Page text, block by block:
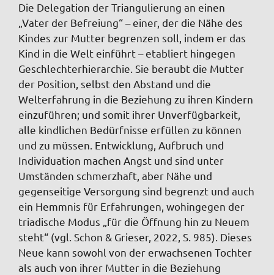
Die Delegation der Triangulierung an einen
„Vater der Befreiung“ – einer, der die Nähe des
Kindes zur Mutter begrenzen soll, indem er das
Kind in die Welt einführt – etabliert hingegen
Geschlechterhierarchie. Sie beraubt die Mutter
der Position, selbst den Abstand und die
Welterfahrung in die Beziehung zu ihren Kindern
einzuführen; und somit ihrer Unverfügbarkeit,
alle kindlichen Bedürfnisse erfüllen zu können
und zu müssen. Entwicklung, Aufbruch und
Individuation machen Angst und sind unter
Umständen schmerzhaft, aber Nähe und
gegenseitige Versorgung sind begrenzt und auch
ein Hemmnis für Erfahrungen, wohingegen der
triadische Modus „für die Öffnung hin zu Neuem
steht“ (vgl. Schon & Grieser, 2022, S. 985). Dieses
Neue kann sowohl von der erwachsenen Tochter
als auch von ihrer Mutter in die Beziehung